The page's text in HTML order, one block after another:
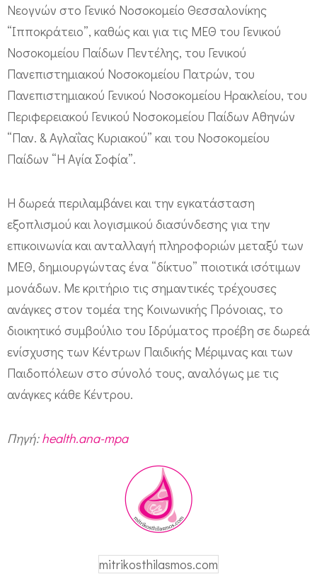
ό
ρ
φ
ω
σ
η
τ
ω
Μ
Θ
Π
α
ί
δ
ω
ν
Νεογνών στο Γενικό Νοσοκομείο Θεσσαλονίκης
“Ιπποκράτειο”, καθώς και για τις ΜΕΘ του Γενικού
Νοσοκομείου Παίδων Πεντέλης, του Γενικού
Πανεπιστημιακού Νοσοκομείου Πατρών, του
Πανεπιστημιακού Γενικού Νοσοκομείου Ηρακλείου, του
Περιφερειακού Γενικού Νοσοκομείου Παίδων Αθηνών
“Παν. & Αγλαΐας Κυριακού” και του Νοσοκομείου
Παίδων “Η Αγία Σοφία”.
Η δωρεά περιλαμβάνει και την εγκατάσταση
εξοπλισμού και λογισμικού διασύνδεσης για την
επικοινωνία και ανταλλαγή πληροφοριών μεταξύ των
ΜΕΘ, δημιουργώντας ένα “δίκτυο” ποιοτικά ισότιμων
μονάδων. Με κριτήριο τις σημαντικές τρέχουσες
ανάγκες στον τομέα της Κοινωνικής Πρόνοιας, το
διοικητικό συμβούλιο του Ιδρύματος προέβη σε δωρεά
ενίσχυσης των Κέντρων Παιδικής Μέριμνας και των
Παιδοπόλεων στο σύνολό τους, αναλόγως με τις
ανάγκες κάθε Κέντρου.
Πηγή:health.ana-mpa
mitrikosthilasmos.com